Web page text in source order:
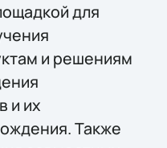
для
и решениям
и их
Также